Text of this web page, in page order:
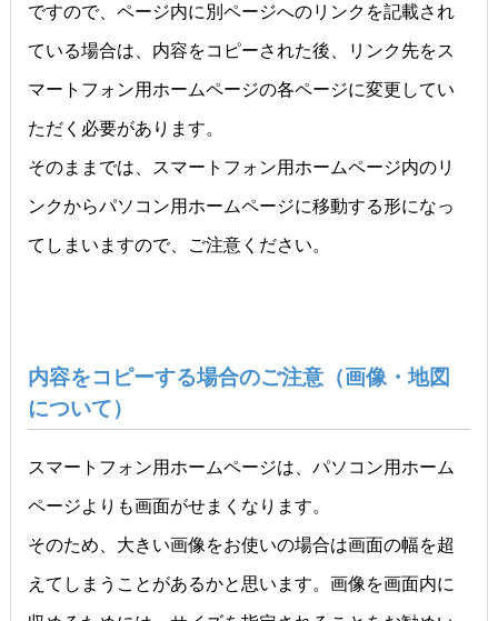
ですので、ページ内に別ページへのリンクを記載され
ている場合は、内容をコピーされた後、リンク先をス
マートフォン用ホームページの各ページに変更してい
ただく必要があります。
そのままでは、スマートフォン用ホームページ内のリ
ンクからパソコン用ホームページに移動する形になっ
てしまいますので、ご注意ください。
内容をコピーする場合のご注意（画像・地図
について）
スマートフォン用ホームページは、パソコン用ホーム
ページよりも画面がせまくなります。
そのため、大きい画像をお使いの場合は画面の幅を超
えてしまうことがあるかと思います。画像を画面内に